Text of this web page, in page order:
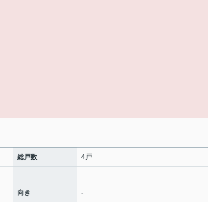
総戸数 4戸
向き -